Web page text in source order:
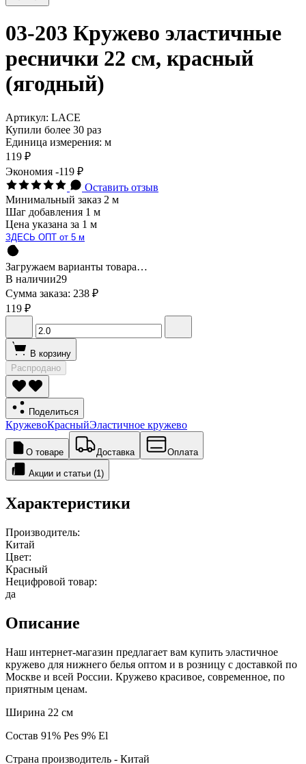
03-203 Кружево эластичные
реснички 22 см, красный
(ягодный)
Артикул: LACE
Купили более 30 раз
Единица измерения: м
119 ₽
Экономия -119 ₽
Оставить отзыв
Минимальный заказ 2 м
Шаг добавления 1 м
Цена указана за 1 м
ЗДЕСЬ ОПТ от 5 м
Загружаем варианты товара…
В наличии29
Сумма заказа: 238 ₽
119 ₽
В корзину
Распродано
Поделиться
КружевоКрасныйЭластичное кружево
О товаре Доставка Оплата
Акции и статьи (1)
Характеристики
Производитель:
Китай
Цвет:
Красный
Нецифровой товар:
да
Описание
Наш интернет-магазин предлагает вам купить эластичное
кружево для нижнего белья оптом и в розницу с доставкой по
Москве и всей России. Кружево красивое, современное, по
приятным ценам.
Ширина 22 см
Состав 91% Pes 9% El
Страна производитель - Китай